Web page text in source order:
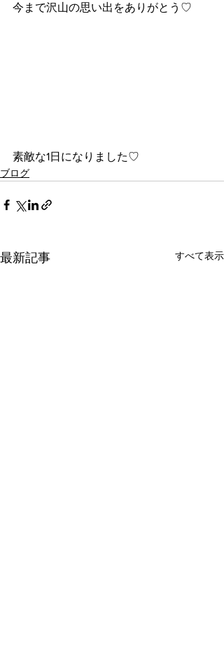
今まで沢山の思い出をありがとう♡
素敵な1日になりました♡
ブログ
最新記事 すべて表示